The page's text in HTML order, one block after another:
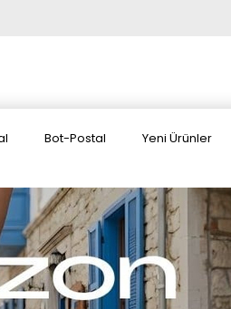
Bot-Postal Yeni Ürünler